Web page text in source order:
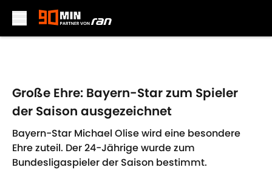
Große Ehre: Bayern-Star zum Spieler
der Saison ausgezeichnet
Bayern-Star Michael Olise wird eine besondere
Ehre zuteil. Der 24-Jährige wurde zum
Bundesligaspieler der Saison bestimmt.